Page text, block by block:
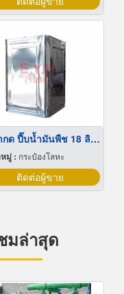
ปี๊บฝากด ปี๊บน้ำมันพืช 18 ลิตร
มู่ : กระป๋องโลหะ
ติดต่อผู้ขาย
มล่าสุด